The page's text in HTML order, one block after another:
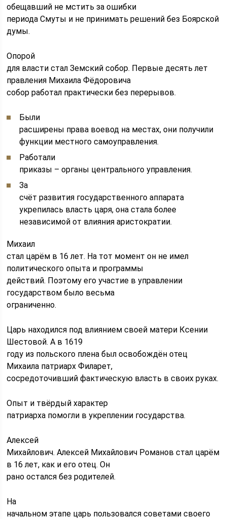
обещавший не мстить за ошибки
периода Смуты и не принимать решений без Боярской
думы.
Опорой
для власти стал Земский собор. Первые десять лет
правления Михаила Фёдоровича
собор работал практически без перерывов.
Были
расширены права воевод на местах, они получили
функции местного самоуправления.
Работали
приказы – органы центрального управления.
За
счёт развития государственного аппарата
укрепилась власть царя, она стала более
независимой от влияния аристократии.
Михаил
стал царём в 16 лет. На тот момент он не имел
политического опыта и программы
действий. Поэтому его участие в управлении
государством было весьма
ограниченно.
Царь находился под влиянием своей матери Ксении
Шестовой. А в 1619
году из польского плена был освобождён отец
Михаила патриарх Филарет,
сосредоточивший фактическую власть в своих руках.
Опыт и твёрдый характер
патриарха помогли в укреплении государства.
Алексей
Михайлович. Алексей Михайлович Романов стал царём
в 16 лет, как и его отец. Он
рано остался без родителей.
На
начальном этапе царь пользовался советами своего